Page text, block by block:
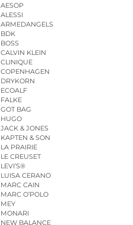
AESOP
ALESSI
ARMEDANGELS
BDK
BOSS
CALVIN KLEIN
CLINIQUE
COPENHAGEN
DRYKORN
ECOALF
FALKE
GOT BAG
HUGO
JACK & JONES
KAPTEN & SON
LA PRAIRIE
LE CREUSET
LEVI’S®
LUISA CERANO
MARC CAIN
MARC O’POLO
MEY
MONARI
NEW BALANCE